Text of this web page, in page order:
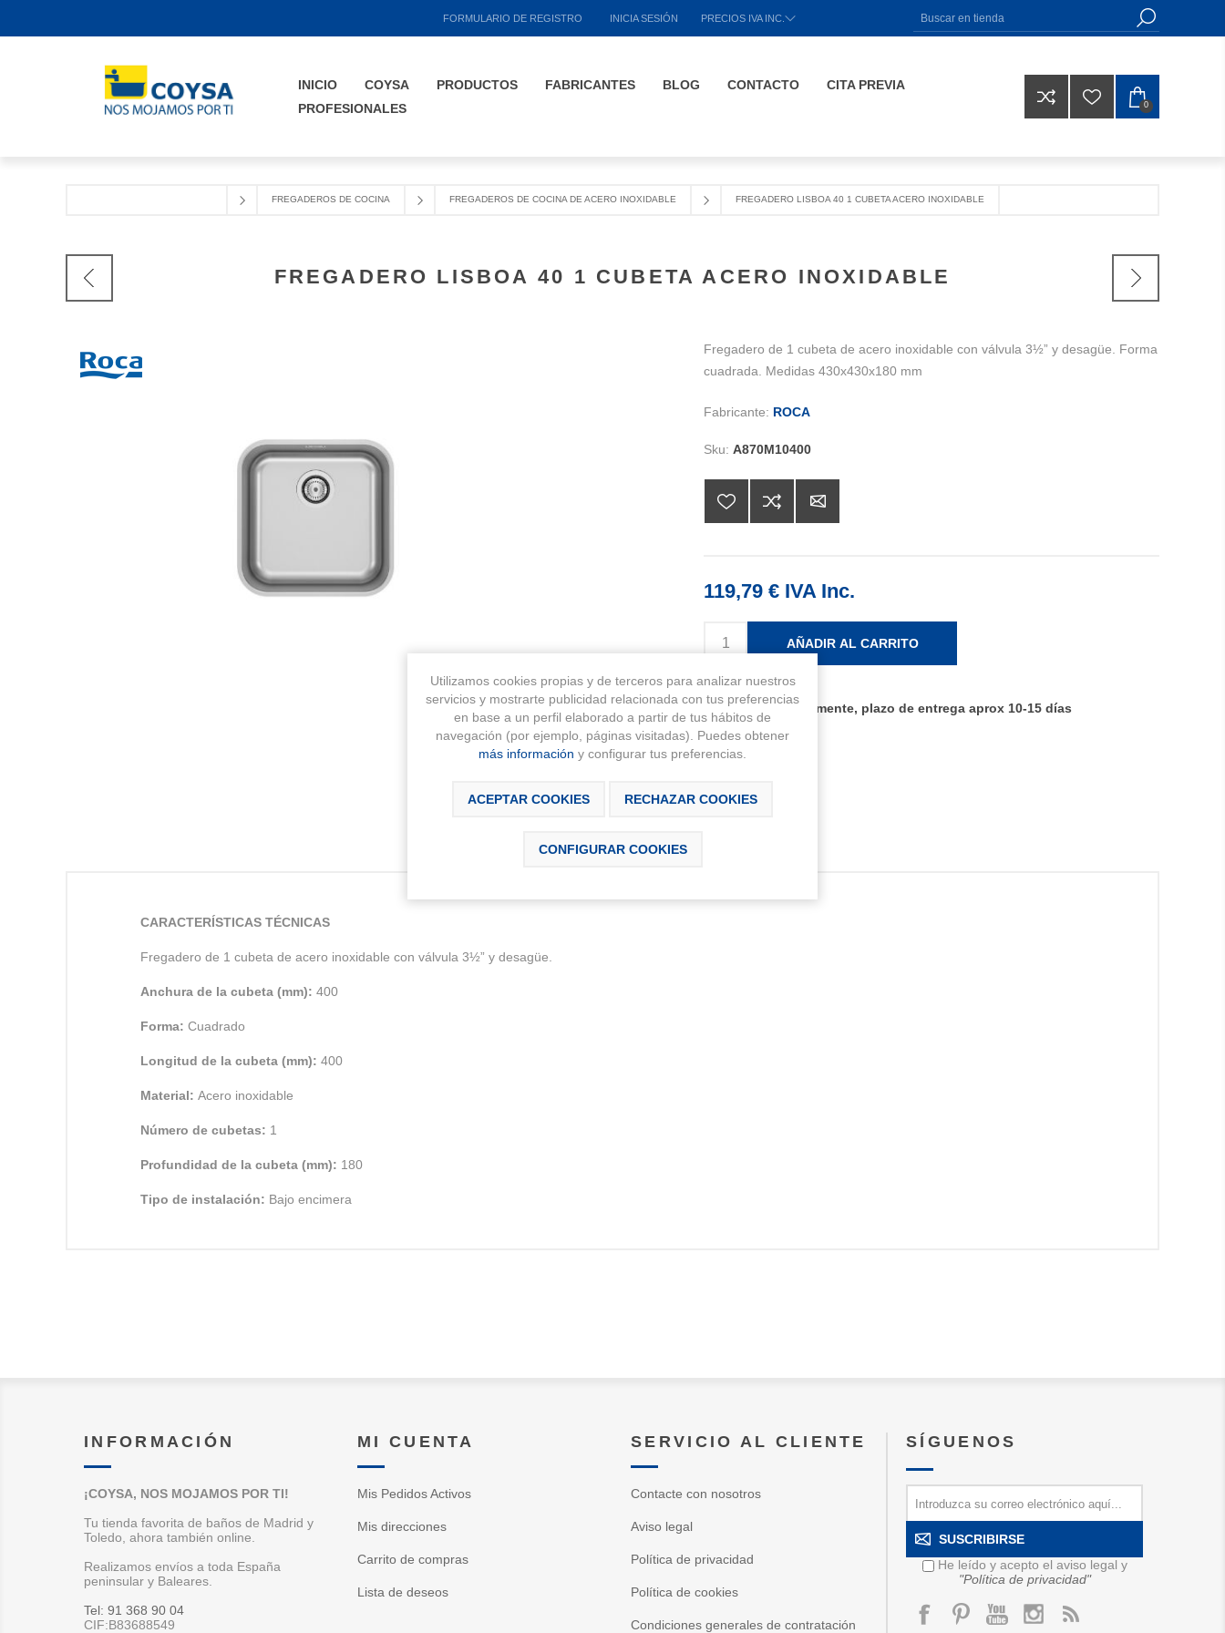
FORMULARIO DE REGISTRO INICIA SESIÓN PRECIOS IVA INC.
INICIO COYSA PRODUCTOS FABRICANTES BLOG CONTACTO
CITA PREVIA
PROFESIONALES
0
FREGADEROS DE COCINA FREGADEROS DE COCINA DE ACERO INOXIDABLE FREGADERO LISBOA 40 1 CUBETA ACERO INOXIDABLE
FREGADERO LISBOA 40 1 CUBETA ACERO INOXIDABLE
Fregadero de 1 cubeta de acero inoxidable con válvula 3½” y desagüe. Forma
cuadrada. Medidas 430x430x180 mm
Fabricante: ROCA
Sku: A870M10400
119,79 € IVA Inc.
AÑADIR AL CARRITO
Disponibilidad:
Agotado temporalmente, plazo de entrega aprox 10-15 días
DESCRIPCIÓN CONTÁCTANOS
CARACTERÍSTICAS TÉCNICAS
Fregadero de 1 cubeta de acero inoxidable con válvula 3½” y desagüe.
Anchura de la cubeta (mm): 400
Forma: Cuadrado
Longitud de la cubeta (mm): 400
Material: Acero inoxidable
Número de cubetas: 1
Profundidad de la cubeta (mm): 180
Tipo de instalación: Bajo encimera
INFORMACIÓN
¡COYSA, NOS MOJAMOS POR TI!
Tu tienda favorita de baños de Madrid y
Toledo, ahora también online.
Realizamos envíos a toda España
peninsular y Baleares.
Tel: 91 368 90 04
CIF:B83688549
MI CUENTA
Mis Pedidos Activos
Mis direcciones
Carrito de compras
Lista de deseos
SERVICIO AL CLIENTE
Contacte con nosotros
Aviso legal
Política de privacidad
Política de cookies
Condiciones generales de contratación
SÍGUENOS
SUSCRIBIRSE
He leído y acepto el aviso legal y
"Política de privacidad"
Utilizamos cookies propias y de terceros para analizar nuestros
servicios y mostrarte publicidad relacionada con tus preferencias
en base a un perfil elaborado a partir de tus hábitos de
navegación (por ejemplo, páginas visitadas). Puedes obtener
más información y configurar tus preferencias.
ACEPTAR COOKIES RECHAZAR COOKIES
CONFIGURAR COOKIES